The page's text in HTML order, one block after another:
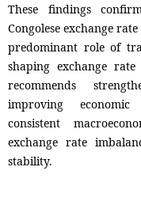
These findings
Congolese exchange
predominant role of
shaping exchange
recommends
improving
consistent
exchange rate
stability.